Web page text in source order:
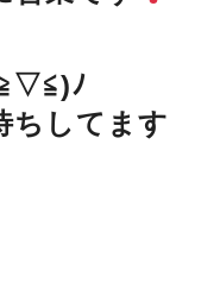
ﾉ
ちしてます